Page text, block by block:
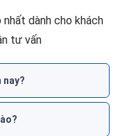
dành cho khách
tư vấn
nay?